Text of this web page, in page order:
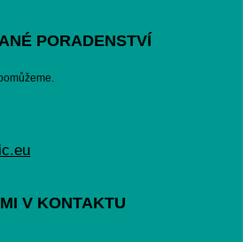
PORADENSTVÍ
V KONTAKTU